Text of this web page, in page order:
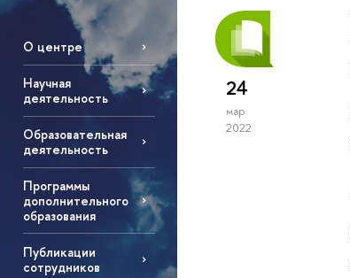
О центре
Научная
деятельность
Образовательная
деятельность
Программы
дополнительного
образования
Публикации
сотрудников
24
мар
2022